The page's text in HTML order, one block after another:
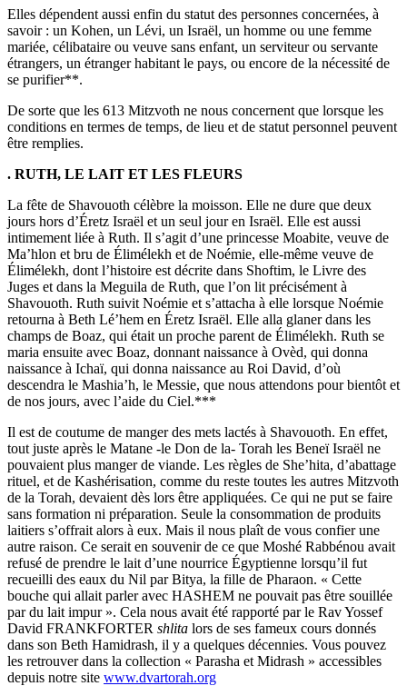
Elles dépendent aussi enfin du statut des personnes concernées, à
savoir : un Kohen, un Lévi, un Israël, un homme ou une femme
mariée, célibataire ou veuve sans enfant, un serviteur ou servante
étrangers, un étranger habitant le pays, ou encore de la nécessité de
se purifier**.
De sorte que les 613 Mitzvoth ne nous concernent que lorsque les
conditions en termes de temps, de lieu et de statut personnel peuvent
être remplies.
. RUTH, LE LAIT ET LES FLEURS
La fête de Shavouoth célèbre la moisson. Elle ne dure que deux
jours hors d’Éretz Israël et un seul jour en Israël. Elle est aussi
intimement liée à Ruth. Il s’agit d’une princesse Moabite, veuve de
Ma’hlon et bru de Élimélekh et de Noémie, elle-même veuve de
Élimélekh, dont l’histoire est décrite dans Shoftim, le Livre des
Juges et dans la Meguila de Ruth, que l’on lit précisément à
Shavouoth. Ruth suivit Noémie et s’attacha à elle lorsque Noémie
retourna à Beth Lé’hem en Éretz Israël. Elle alla glaner dans les
champs de Boaz, qui était un proche parent de Élimélekh. Ruth se
maria ensuite avec Boaz, donnant naissance à Ovèd, qui donna
naissance à Ichaï, qui donna naissance au Roi David, d’où
descendra le Mashia’h, le Messie, que nous attendons pour bientôt et
de nos jours, avec l’aide du Ciel.***
Il est de coutume de manger des mets lactés à Shavouoth. En effet,
tout juste après le Matane -le Don de la- Torah les Beneï Israël ne
pouvaient plus manger de viande. Les règles de She’hita, d’abattage
rituel, et de Kashérisation, comme du reste toutes les autres Mitzvoth
de la Torah, devaient dès lors être appliquées. Ce qui ne put se faire
sans formation ni préparation. Seule la consommation de produits
laitiers s’offrait alors à eux. Mais il nous plaît de vous confier une
autre raison. Ce serait en souvenir de ce que Moshé Rabbénou avait
refusé de prendre le lait d’une nourrice Égyptienne lorsqu’il fut
recueilli des eaux du Nil par Bitya, la fille de Pharaon. « Cette
bouche qui allait parler avec HASHEM ne pouvait pas être souillée
par du lait impur ». Cela nous avait été rapporté par le Rav Yossef
David FRANKFORTER shlita lors de ses fameux cours donnés
dans son Beth Hamidrash, il y a quelques décennies. Vous pouvez
les retrouver dans la collection « Parasha et Midrash » accessibles
depuis notre site www.dvartorah.org